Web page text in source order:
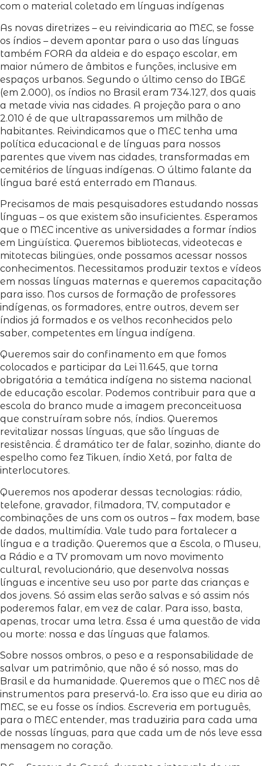
com o material coletado em línguas indígenas
As novas diretrizes – eu reivindicaria ao MEC, se fosse
os índios – devem apontar para o uso das línguas
também FORA da aldeia e do espaço escolar, em
maior número de âmbitos e funções, inclusive em
espaços urbanos. Segundo o último censo do IBGE
(em 2.000), os índios no Brasil eram 734.127, dos quais
a metade vivia nas cidades. A projeção para o ano
2.010 é de que ultrapassaremos um milhão de
habitantes. Reivindicamos que o MEC tenha uma
política educacional e de línguas para nossos
parentes que vivem nas cidades, transformadas em
cemitérios de línguas indígenas. O último falante da
língua baré está enterrado em Manaus.
Precisamos de mais pesquisadores estudando nossas
línguas – os que existem são insuficientes. Esperamos
que o MEC incentive as universidades a formar índios
em Lingüística. Queremos bibliotecas, videotecas e
mitotecas bilingües, onde possamos acessar nossos
conhecimentos. Necessitamos produzir textos e vídeos
em nossas línguas maternas e queremos capacitação
para isso. Nos cursos de formação de professores
indígenas, os formadores, entre outros, devem ser
índios já formados e os velhos reconhecidos pelo
saber, competentes em língua indígena.
Queremos sair do confinamento em que fomos
colocados e participar da Lei 11.645, que torna
obrigatória a temática indígena no sistema nacional
de educação escolar. Podemos contribuir para que a
escola do branco mude a imagem preconceituosa
que construíram sobre nós, índios. Queremos
revitalizar nossas línguas, que são línguas de
resistência. É dramático ter de falar, sozinho, diante do
espelho como fez Tikuen, índio Xetá, por falta de
interlocutores.
Queremos nos apoderar dessas tecnologias: rádio,
telefone, gravador, filmadora, TV, computador e
combinações de uns com os outros – fax modem, base
de dados, multimídia. Vale tudo para fortalecer a
língua e a tradição. Queremos que a Escola, o Museu,
a Rádio e a TV promovam um novo movimento
cultural, revolucionário, que desenvolva nossas
línguas e incentive seu uso por parte das crianças e
dos jovens. Só assim elas serão salvas e só assim nós
poderemos falar, em vez de calar. Para isso, basta,
apenas, trocar uma letra. Essa é uma questão de vida
ou morte: nossa e das línguas que falamos.
Sobre nossos ombros, o peso e a responsabilidade de
salvar um patrimônio, que não é só nosso, mas do
Brasil e da humanidade. Queremos que o MEC nos dê
instrumentos para preservá-lo. Era isso que eu diria ao
MEC, se eu fosse os índios. Escreveria em português,
para o MEC entender, mas traduziria para cada uma
de nossas línguas, para que cada um de nós leve essa
mensagem no coração.